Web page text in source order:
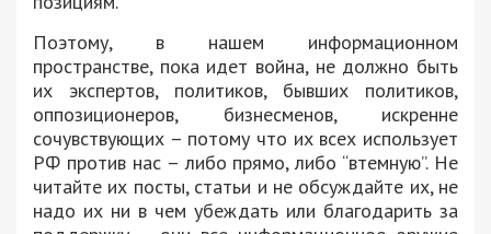
Поэтому, в нашем информационном
пространстве, пока идет война, не должно быть
их экспертов, политиков, бывших политиков,
оппозиционеров, бизнесменов, искренне
сочувствующих – потому что их всех использует
РФ против нас – либо прямо, либо “втемную”. Не
читайте их посты, статьи и не обсуждайте их, не
надо их ни в чем убеждать или благодарить за